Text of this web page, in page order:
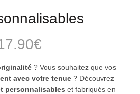
€
? Vous souhaitez que vos
avec votre tenue ? Découvrez
personnalisables et fabriqués en